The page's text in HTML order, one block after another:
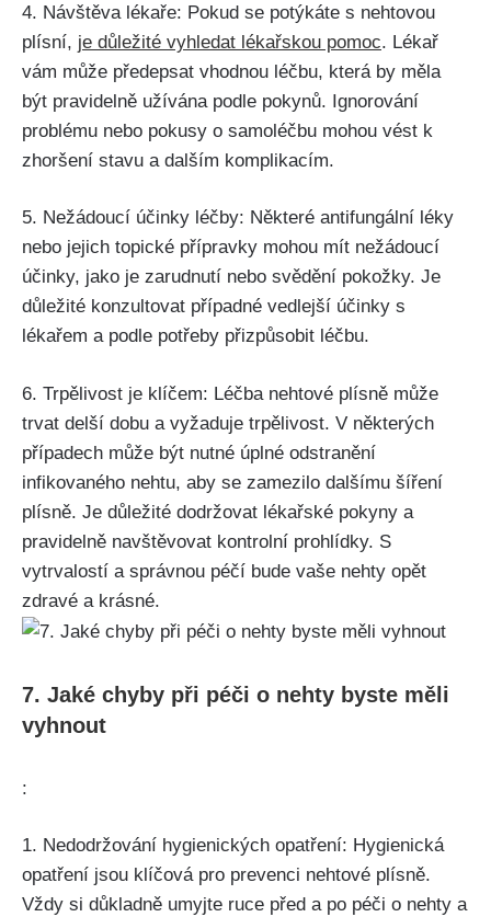
4. Návštěva lékaře: Pokud se​ potýkáte s nehtovou​
plísní, je důležité vyhledat‍ lékařskou pomoc. Lékař
vám může‌ předepsat vhodnou léčbu, která ‍by měla
⁣být pravidelně ‍užívána podle pokynů. Ignorování‍
problému nebo pokusy o‌ samoléčbu mohou vést k
zhoršení‍ stavu ⁢a dalším komplikacím.
5. Nežádoucí⁤ účinky ‌léčby:‌ Některé antifungální léky
nebo jejich topické ‌přípravky ⁤mohou mít nežádoucí
účinky,‍ jako je​ zarudnutí nebo svědění pokožky.⁣ Je
důležité ‌konzultovat případné vedlejší účinky⁣ s
lékařem a podle potřeby přizpůsobit léčbu.
6. Trpělivost je klíčem: Léčba nehtové plísně může
trvat delší​ dobu a vyžaduje trpělivost. V některých
případech může být nutné úplné odstranění
⁣infikovaného nehtu, aby se zamezilo dalšímu šíření
plísně. Je důležité dodržovat‌ lékařské pokyny a
pravidelně⁢ navštěvovat kontrolní ⁣prohlídky. S
vytrvalostí ⁢a správnou péčí bude vaše ​nehty opět
zdravé a krásné.
7. Jaké chyby při péči o‌ nehty byste měli
vyhnout
:
1. Nedodržování hygienických ‌opatření: Hygienická
opatření jsou ‌klíčová pro prevenci nehtové ⁣plísně.
Vždy⁢ si důkladně ⁣umyjte ruce před ‌a po péči o nehty a⁢